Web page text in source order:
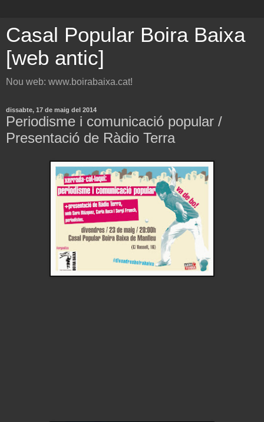
Casal Popular Boira Baixa
[web antic]
Nou web: www.boirabaixa.cat!
dissabte, 17 de maig del 2014
Periodisme i comunicació popular /
Presentació de Ràdio Terra